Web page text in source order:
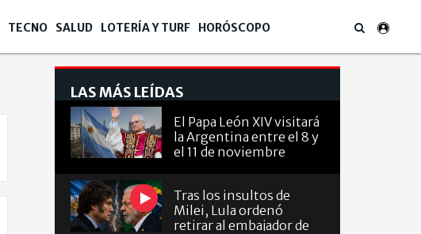
TECNO SALUD LOTERÍA Y TURF HORÓSCOPO
LAS MÁS LEÍDAS
El Papa León XIV visitará
la Argentina entre el 8 y
el 11 de noviembre
Tras los insultos de
Milei, Lula ordenó
retirar al embajador de